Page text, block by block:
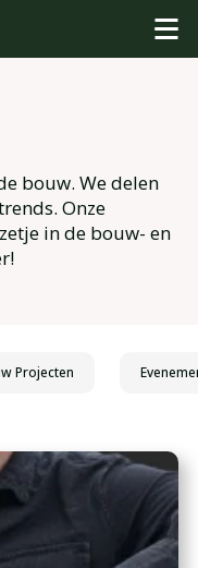
bouw. We delen
Onze
in de bouw- en
Projecten